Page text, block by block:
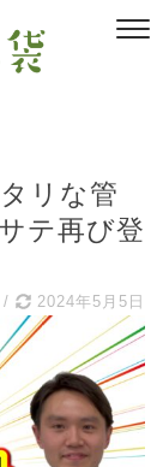
リな管
テ再び登
/ 2024年5月5日